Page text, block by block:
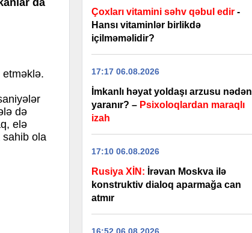
da
də
elə
sahib ola
Çoxları vitamini səhv qəbul edir -
Hansı vitaminlər birlikdə
içilməməlidir?
17:17 06.08.2026
İmkanlı həyat yoldaşı arzusu nədən
yaranır? – Psixoloqlardan maraqlı
izah
17:10 06.08.2026
Rusiya XİN: İrəvan Moskva ilə
konstruktiv dialoq aparmağa can
atmır